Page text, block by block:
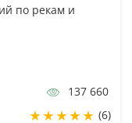
по рекам и
137 660
(6)